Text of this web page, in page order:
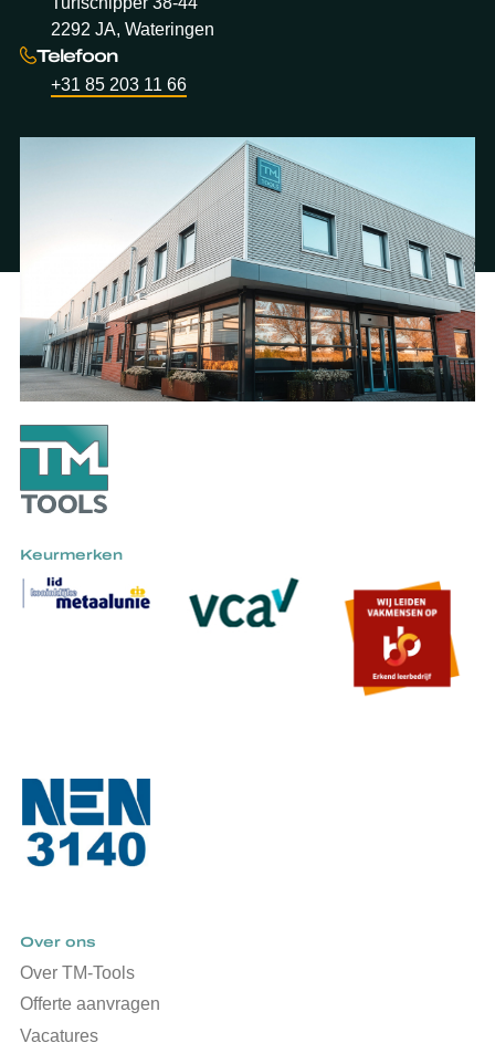
2292 JA, Wateringen
Telefoon
+31 85 203 11 66
Keurmerken
Over ons
Over TM-Tools
Offerte aanvragen
Vacatures